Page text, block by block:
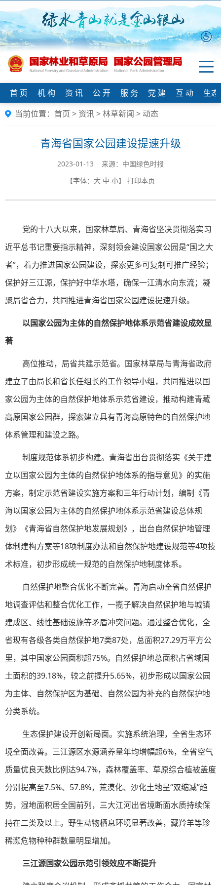
首 页 机 构 资 讯 公 开 服 务 党 建 互 动
生
当前位置： 首页 > 资讯>林草新闻 > 动态
青海省国家公园建设提速升级
2023-01-13 来源：中国绿色时报
【字体： 大 中 小】 打印本页
党的十八大以来，国家林草局、青海省坚决贯彻落实习
近平总书记重要指示精神，深刻领会建设国家公园是“国之大
者”，着力推进国家公园建设，探索更多可复制可推广经验；
保护好三江源，保护好中华水塔，确保一江清水向东流；凝
聚局省合力，共同推进青海省国家公园建设提速升级。
以国家公园为主体的自然保护地体系示范省建设成效显
著
高位推动，局省共建示范省。国家林草局与青海省政府
建立了由局长和省长任组长的工作领导小组，共同推进以国
家公园为主体的自然保护地体系示范省建设，推动构建青藏
高原国家公园群，探索建立具有青海高原特色的自然保护地
体系管理和建设之路。
制度规范体系初步构建。青海省出台贯彻落实《关于建
立以国家公园为主体的自然保护地体系的指导意见》的实施
方案，制定示范省建设实施方案和三年行动计划，编制《青
海以国家公园为主体的自然保护地体系示范省建设总体规
划》《青海省自然保护地发展规划》，出台自然保护地管理
体制建构方案等18项制度办法和自然保护地建设规范等4项技
术标准，初步形成统一规范的自然保护地制度体系。
自然保护地整合优化不断完善。青海启动全省自然保护
地调查评估和整合优化工作，一揽子解决自然保护地与城镇
建成区、线性基础设施等矛盾冲突问题。通过整合优化，全
省现有各级各类自然保护地7类87处，总面积27.29万平方公
里，其中国家公园面积超75%。自然保护地总面积占省域国
土面积的39.18%，较之前提升5.65%，初步形成以国家公园
为主体、自然保护区为基础、自然公园为补充的自然保护地
分类系统。
生态保护建设开创新局面。实施系统治理，全省生态环
境全面改善。三江源区水源涵养量年均增幅超6%，全省空气
质量优良天数比例达94.7%，森林覆盖率、草原综合植被盖度
分别提高至7.5%、57.8%，荒漠化、沙化土地呈“双缩减”趋
势，湿地面积居全国前列，三大江河出省境断面水质持续保
持在二类及以上。野生动物栖息环境显著改善，藏羚羊等珍
稀濒危物种种群数量明显增加。
三江源国家公园示范引领效应不断提升